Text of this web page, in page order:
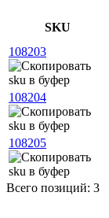
SKU
108203
108204
108205
Всего позиций: 3